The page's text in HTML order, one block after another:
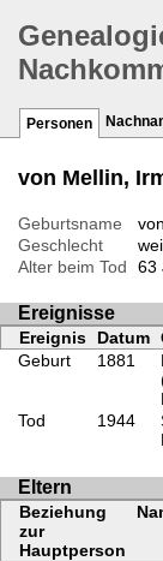
Personen
von Mellin,
Geburtsname
Geschlecht
Alter beim Tod
63
Ereignisse
Ereignis Datum
Geburt
1881
Tod
1944
Eltern
Beziehung
zur
Hauptperson